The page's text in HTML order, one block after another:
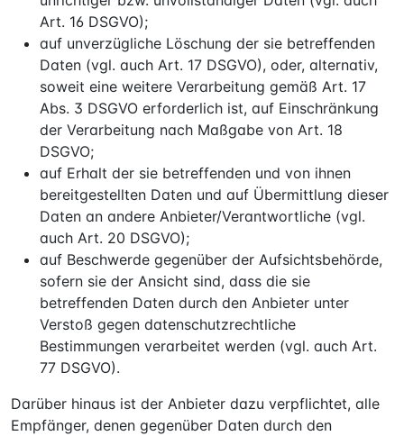
Art. 16 DSGVO);
auf unverzügliche Löschung der sie betreffenden
Daten (vgl. auch Art. 17 DSGVO), oder, alternativ,
soweit eine weitere Verarbeitung gemäß Art. 17
Abs. 3 DSGVO erforderlich ist, auf Einschränkung
der Verarbeitung nach Maßgabe von Art. 18
DSGVO;
auf Erhalt der sie betreffenden und von ihnen
bereitgestellten Daten und auf Übermittlung dieser
Daten an andere Anbieter/Verantwortliche (vgl.
auch Art. 20 DSGVO);
auf Beschwerde gegenüber der Aufsichtsbehörde,
sofern sie der Ansicht sind, dass die sie
betreffenden Daten durch den Anbieter unter
Verstoß gegen datenschutzrechtliche
Bestimmungen verarbeitet werden (vgl. auch Art.
77 DSGVO).
Darüber hinaus ist der Anbieter dazu verpflichtet, alle
Empfänger, denen gegenüber Daten durch den